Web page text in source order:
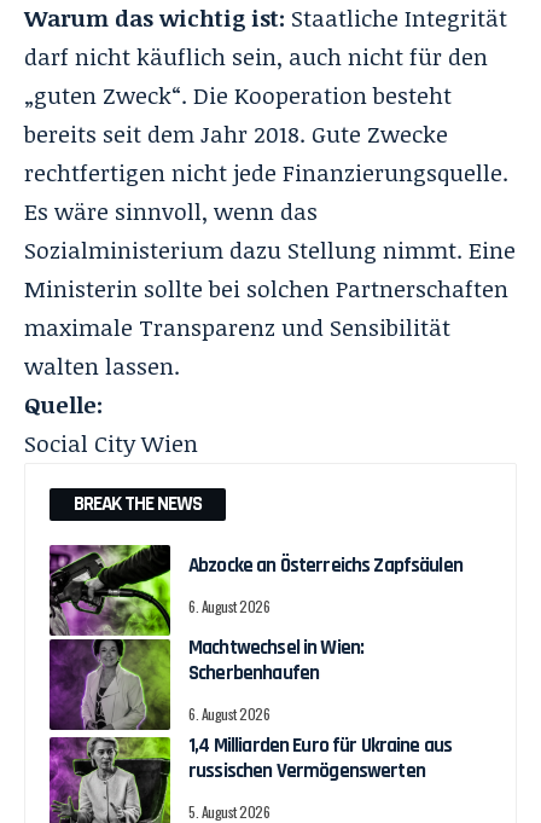
Warum das wichtig ist: Staatliche Integrität
darf nicht käuflich sein, auch nicht für den
„guten Zweck“. Die Kooperationbesteht
bereits seit dem Jahr 2018. Gute Zwecke
rechtfertigen nicht jede Finanzierungsquelle.
Es wäre sinnvoll, wenn das
Sozialministerium dazu Stellung nimmt. Eine
Ministerin sollte bei solchen Partnerschaften
maximale Transparenz und Sensibilität
walten lassen.
Quelle:
Social City Wien
BREAK THE NEWS
Abzocke an Österreichs Zapfsäulen
6. August 2026
Machtwechsel in Wien:
Scherbenhaufen
6. August 2026
1,4 Milliarden Euro für Ukraine aus
russischen Vermögenswerten
5. August 2026